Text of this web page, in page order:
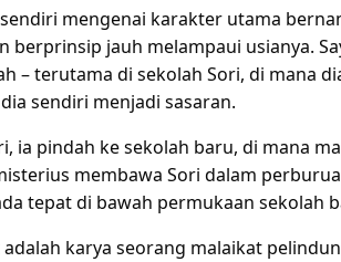
mengenai karakter utama
berprinsip jauh melampaui usianya.
– terutama di sekolah Sori, di mana
sendiri menjadi sasaran.
ia pindah ke sekolah baru, di mana
membawa Sori dalam
tepat di bawah permukaan sekolah
karya seorang malaikat